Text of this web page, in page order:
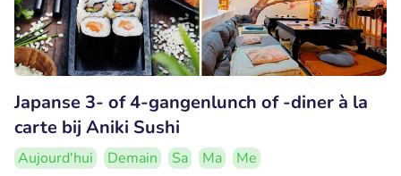
Japanse 3- of 4-gangenlunch of -diner à la
carte bij Aniki Sushi
Aujourd'hui Demain Sa Ma
Me